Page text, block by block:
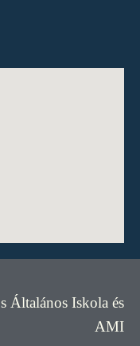
Általános Iskola és
AMI